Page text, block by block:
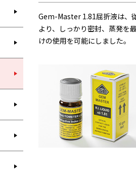
Gem-Master 1.81屈折液は、
より、しっかり密封、蒸発を
けの使用を可能にしました。